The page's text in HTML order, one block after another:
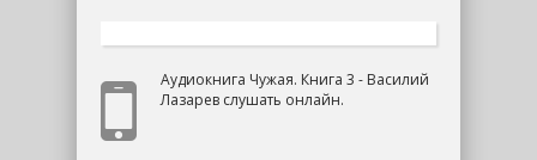
Аудиокнига Чужая. Книга 3 - Василий
Лазарев слушать онлайн.